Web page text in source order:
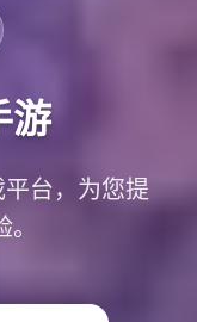
游
台，为您提